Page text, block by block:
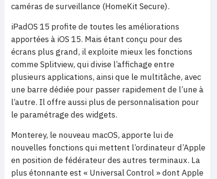
caméras de surveillance (HomeKit Secure).
iPadOS 15 profite de toutes les améliorations
apportées à iOS 15. Mais étant conçu pour des
écrans plus grand, il exploite mieux les fonctions
comme Splitview, qui divise l’affichage entre
plusieurs applications, ainsi que le multitâche, avec
une barre dédiée pour passer rapidement de l’une à
l’autre. Il offre aussi plus de personnalisation pour
le paramétrage des widgets.
Monterey, le nouveau macOS, apporte lui de
nouvelles fonctions qui mettent l’ordinateur d’Apple
en position de fédérateur des autres terminaux. La
plus étonnante est « Universal Control » dont Apple